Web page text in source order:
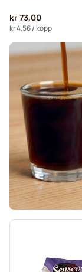
kr 73,00
kr 4,56/ kopp